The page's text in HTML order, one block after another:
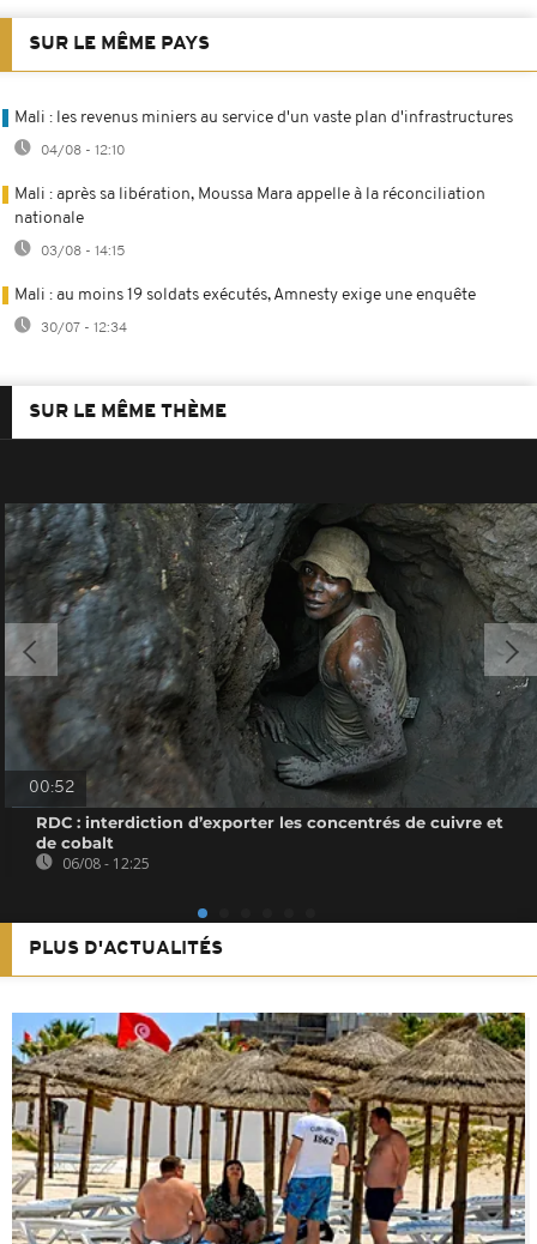
SUR LE MÊME PAYS
Mali : les revenus miniers au service d'un vaste plan d'infrastructures
04/08 - 12:10
Mali : après sa libération, Moussa Mara appelle à la réconciliation
nationale
03/08 - 14:15
Mali : au moins 19 soldats exécutés, Amnesty exige une enquête
30/07 - 12:34
SUR LE MÊME THÈME
00:52
RDC : interdiction d’exporter les concentrés de cuivre et
de cobalt
06/08 - 12:25
PLUS D'ACTUALITÉS